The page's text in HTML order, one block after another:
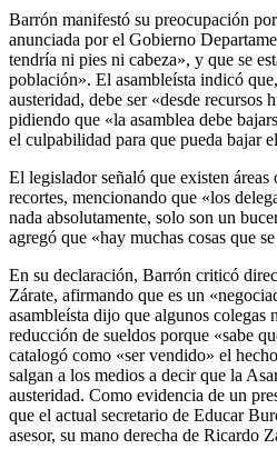
Barrón manifestó su preocupación
anunciada por el Gobierno
tendría ni pies ni cabeza», y que se
población». El asambleísta indicó
austeridad, debe ser «desde recursos
pidiendo que «la asamblea debe
el culpabilidad para que pueda bajar
El legislador señaló que existen
recortes, mencionando que «los
nada absolutamente, solo son un
agregó que «hay muchas cosas que
En su declaración, Barrón criticó
Zárate, afirmando que es un
asambleísta dijo que algunos colegas
reducción de sueldos porque «sabe
catalogó como «ser vendido» el
salgan a los medios a decir que la
austeridad. Como evidencia de un
que el actual secretario de Educar
asesor, su mano derecha de Ricardo